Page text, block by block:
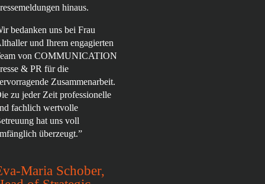
hinaus.
bedanken uns bei Frau
und Ihrem engagierten
von COMMUNICATION
& PR für die
Zusammenarbeit.
zu jeder Zeit professionelle
fachlich wertvolle
hat uns voll
überzeugt.”
Maria Schober,